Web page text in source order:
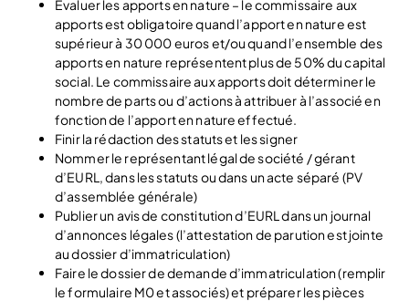
Evaluer les apports en nature – le commissaire aux
apports est obligatoire quand l’apport en nature est
supérieur à 30 000 euros et/ou quand l’ensemble des
apports en nature représentent plus de 50% du capital
social. Le commissaire aux apports doit déterminer le
nombre de parts ou d’actions à attribuer à l’associé en
fonction de l’apport en nature effectué.
Finir la rédaction des statuts et les signer
Nommer le représentant légal de société / gérant
d’EURL, dans les statuts ou dans un acte séparé (PV
d’assemblée générale)
Publier un avis de constitution d’EURL dans un journal
d’annonces légales (l’attestation de parution est jointe
au dossier d’immatriculation)
Faire le dossier de demande d’immatriculation (remplir
le formulaire M0 et associés) et préparer les pièces